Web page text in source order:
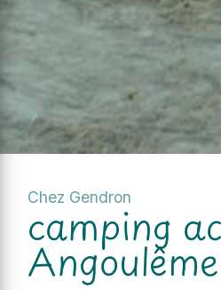
Chez Gendron
camping
Angoulême